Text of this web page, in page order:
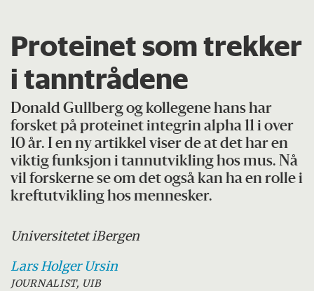
Proteinet som trekker
i tanntrådene
Donald Gullberg og kollegene hans har
forsket på proteinet integrin alpha 11 i over
10 år. I en ny artikkel viser de at det har en
viktig funksjon i tannutvikling hos mus. Nå
vil forskerne se om det også kan ha en rolle i
kreftutvikling hos mennesker.
Universitetet iBergen
Lars Holger Ursin
JOURNALIST, UIB